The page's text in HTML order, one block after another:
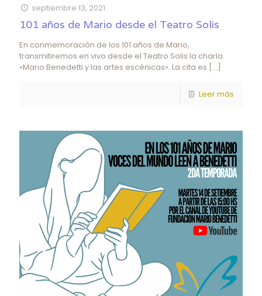
septiembre 13, 2021
101 años de Mario desde el Teatro Solís
En conmemoración de los 101 años de Mario,
transmitiremos en vivo desde el Teatro Solis la charla
«Mario Benedetti y las artes escénicas». La cita es […]
Leer más